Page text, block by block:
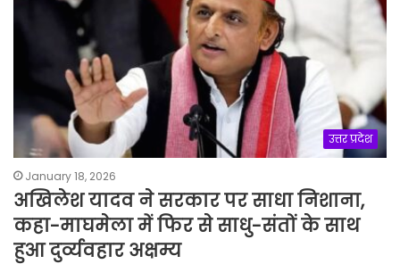
उत्तर प्रदेश
January 18, 2026
अखिलेश यादव ने सरकार पर साधा निशाना,
कहा-माघमेला में फिर से साधु-संतों के साथ
हुआ दुर्व्यवहार अक्षम्य